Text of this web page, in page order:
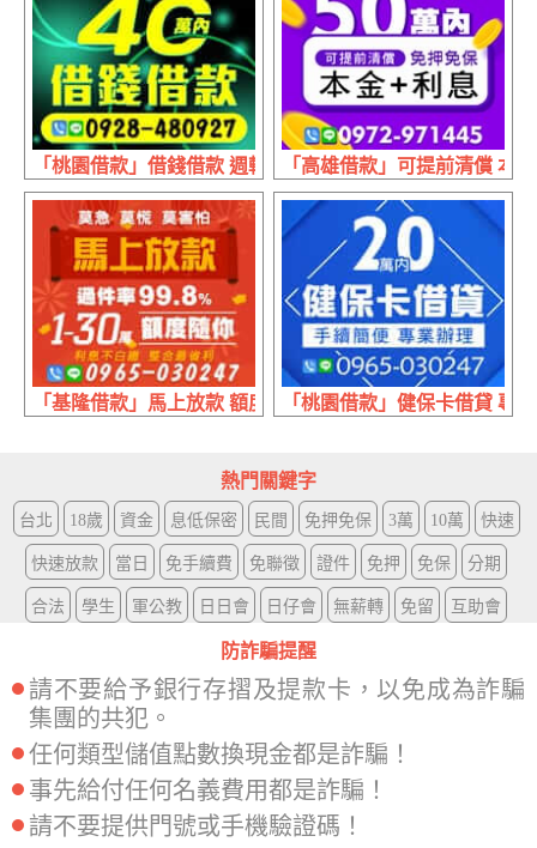
「桃園借款」借錢借款 週轉不求人 | 40萬內 還款沒壓力
「高雄借款」可提前清償 本
「基隆借款」馬上放款 額度隨你 | 1~30萬 利息不白繳整合
「桃園借款」健保卡借貸 專
熱門關鍵字
台北 18歲 資金 息低保密 民間 免押免保 3萬 10萬 快速
快速放款 當日 免手續費 免聯徵 證件 免押 免保 分期
合法 學生 軍公教 日日會 日仔會 無薪轉 免留 互助會
防詐騙提醒
請不要給予銀行存摺及提款卡，以免成為詐騙
集團的共犯。
任何類型儲值點數換現金都是詐騙！
事先給付任何名義費用都是詐騙！
請不要提供門號或手機驗證碼！